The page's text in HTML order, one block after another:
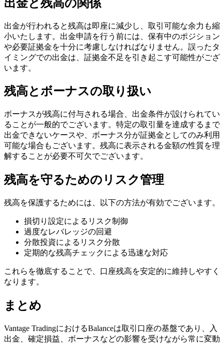
出金と残高の関係
出金が行われると残高は即座に減少し、取引可能な余力も縮
小いたします。出金申請を行う前には、保有中のポジション
や必要証拠金を十分に考慮しなければなりません。誤ったタ
イミングでの出金は、証拠金不足を引き起こす可能性がござ
います。
残高とボーナスの取り扱い
ボーナスが残高に付与される場合、出金条件が設けられてい
ることが一般的でございます。特定の取引量を達成するまで
出金できないケースや、ボーナス分が証拠金としてのみ利用
可能な場合もございます。残高に表示される金額の性質を理
解することが必要不可欠でございます。
残高を守るためのリスク管理
残高を保護するためには、以下の方法が有効でございます。
損切り設定によるリスク制御
過度なレバレッジの回避
分散投資によるリスク分散
定期的な残高チェックによる迅速な対応
これらを徹底することで、口座残高を安定的に維持しやすく
なります。
まとめ
Vantage TradingにおけるBalanceは取引口座の基盤であり、入
出金、確定損益、ボーナスなどの影響を受けながら常に変動